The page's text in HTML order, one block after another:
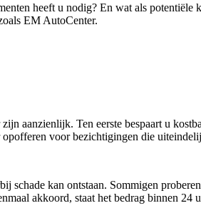
heeft u nodig? En wat als
EM AutoCenter.
aanzienlijk. Ten eerste bespaart u
voor bezichtigingen die
kan ontstaan. Sommigen
akkoord, staat het bedrag binnen